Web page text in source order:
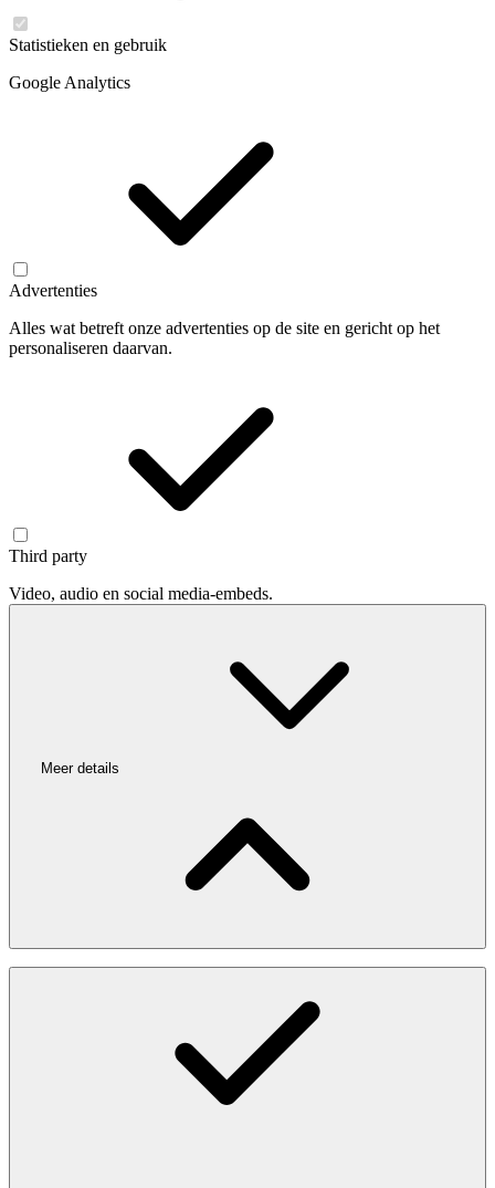
Statistieken en gebruik
Google Analytics
Advertenties
Alles wat betreft onze advertenties op de site en gericht op het
personaliseren daarvan.
Third party
Video, audio en social media-embeds.
Meer details